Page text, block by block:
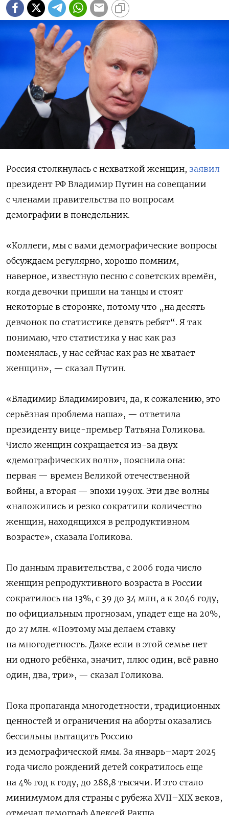
Россия столкнулась с нехваткой женщин, заявил
президент РФ Владимир Путин на совещании
с членами правительства по вопросам
демографии в понедельник.
«Коллеги, мы с вами демографические вопросы
обсуждаем регулярно, хорошо помним,
наверное, известную песню с советских времён,
когда девочки пришли на танцы и стоят
некоторые в сторонке, потому что „на десять
девчонок по статистике девять ребят“. Я так
понимаю, что статистика у нас как раз
поменялась, у нас сейчас как раз не хватает
женщин», — сказал Путин.
«Владимир Владимирович, да, к сожалению, это
серьёзная проблема наша», — ответила
президенту вице-премьер Татьяна Голикова.
Число женщин сокращается из-за двух
«демографических волн», пояснила она:
первая — времен Великой отечественной
войны, а вторая — эпохи 1990х. Эти две волны
«наложились и резко сократили количество
женщин, находящихся в репродуктивном
возрасте», сказала Голикова.
По данным правительства, с 2006 года число
женщин репродуктивного возраста в России
сократилось на 13%, с 39 до 34 млн, а к 2046 году,
по официальным прогнозам, упадет еще на 20%,
до 27 млн. «Поэтому мы делаем ставку
на многодетность. Даже если в этой семье нет
ни одного ребёнка, значит, плюс один, всё равно
один, два, три», — сказал Голикова.
Пока пропаганда многодетности, традиционных
ценностей и ограничения на аборты оказались
бессильны вытащить Россию
из демографической ямы. За январь–март 2025
года число рождений детей сократилось еще
на 4% год к году, до 288,8 тысячи. И это стало
минимумом для страны с рубежа XVII–XIX веков,
отмечал демограф Алексей Ракша.